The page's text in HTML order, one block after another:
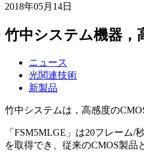
2018年05月14日
竹中システム機器，
ニュース
光関連技術
新製品
竹中システムは，高感度の
「FSM5MLGE」は20フレーム
を取得でき、従来のCMOS製品